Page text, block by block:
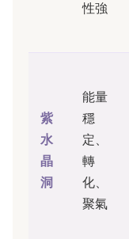
性強
紫
水
晶
洞
能量
穩
定、
轉
化、
聚氣